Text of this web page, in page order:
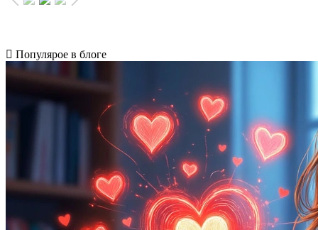
Популярое в блоге